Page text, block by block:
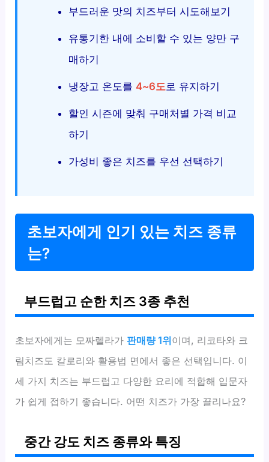
부드러운 맛의 치즈부터 시도해보기
유통기한 내에 소비할 수 있는 양만 구
매하기
냉장고 온도를 4~6도로 유지하기
할인 시즌에 맞춰 구매처별 가격 비교
하기
가성비 좋은 치즈를 우선 선택하기
초보자에게 인기 있는 치즈 종류
는?
부드럽고 순한 치즈 3종 추천
초보자에게는 모짜렐라가 판매량 1위이며, 리코타와 크
림치즈도 칼로리와 활용법 면에서 좋은 선택입니다. 이
세 가지 치즈는 부드럽고 다양한 요리에 적합해 입문자
가 쉽게 접하기 좋습니다. 어떤 치즈가 가장 끌리나요?
중간 강도 치즈 종류와 특징